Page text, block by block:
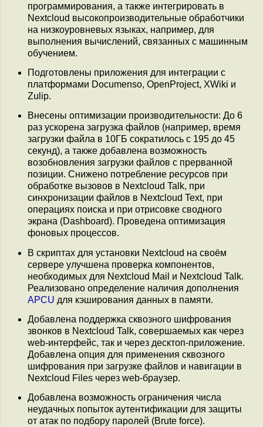
программирования, а также интегрировать в
Nextcloud высокопроизводительные обработчики
на низкоуровневых языках, например, для
выполнения вычислений, связанных с машинным
обучением.
Подготовлены приложения для интеграции с
платформами Documenso, OpenProject, XWiki и
Zulip.
Внесены оптимизации производительности: До 6
раз ускорена загрузка файлов (например, время
загрузки файла в 10ГБ сократилось с 195 до 45
секунд), а также добавлена возможность
возобновления загрузки файлов с прерванной
позиции. Снижено потребление ресурсов при
обработке вызовов в Nextcloud Talk, при
синхронизации файлов в Nextcloud Text, при
операциях поиска и при отрисовке сводного
экрана (Dashboard). Проведена оптимизация
фоновых процессов.
В скриптах для установки Nextcloud на своём
сервере улучшена проверка компонентов,
необходимых для Nextcloud Mail и Nextcloud Talk.
Реализовано определение наличия дополнения
APCU для кэширования данных в памяти.
Добавлена поддержка сквозного шифрования
звонков в Nextcloud Talk, совершаемых как через
web-интерфейс, так и через десктоп-приложение.
Добавлена опция для применения сквозного
шифрования при загрузке файлов и навигации в
Nextcloud Files через web-браузер.
Добавлена возможность ограничения числа
неудачных попыток аутентификации для защиты
от атак по подбору паролей (Brute force).